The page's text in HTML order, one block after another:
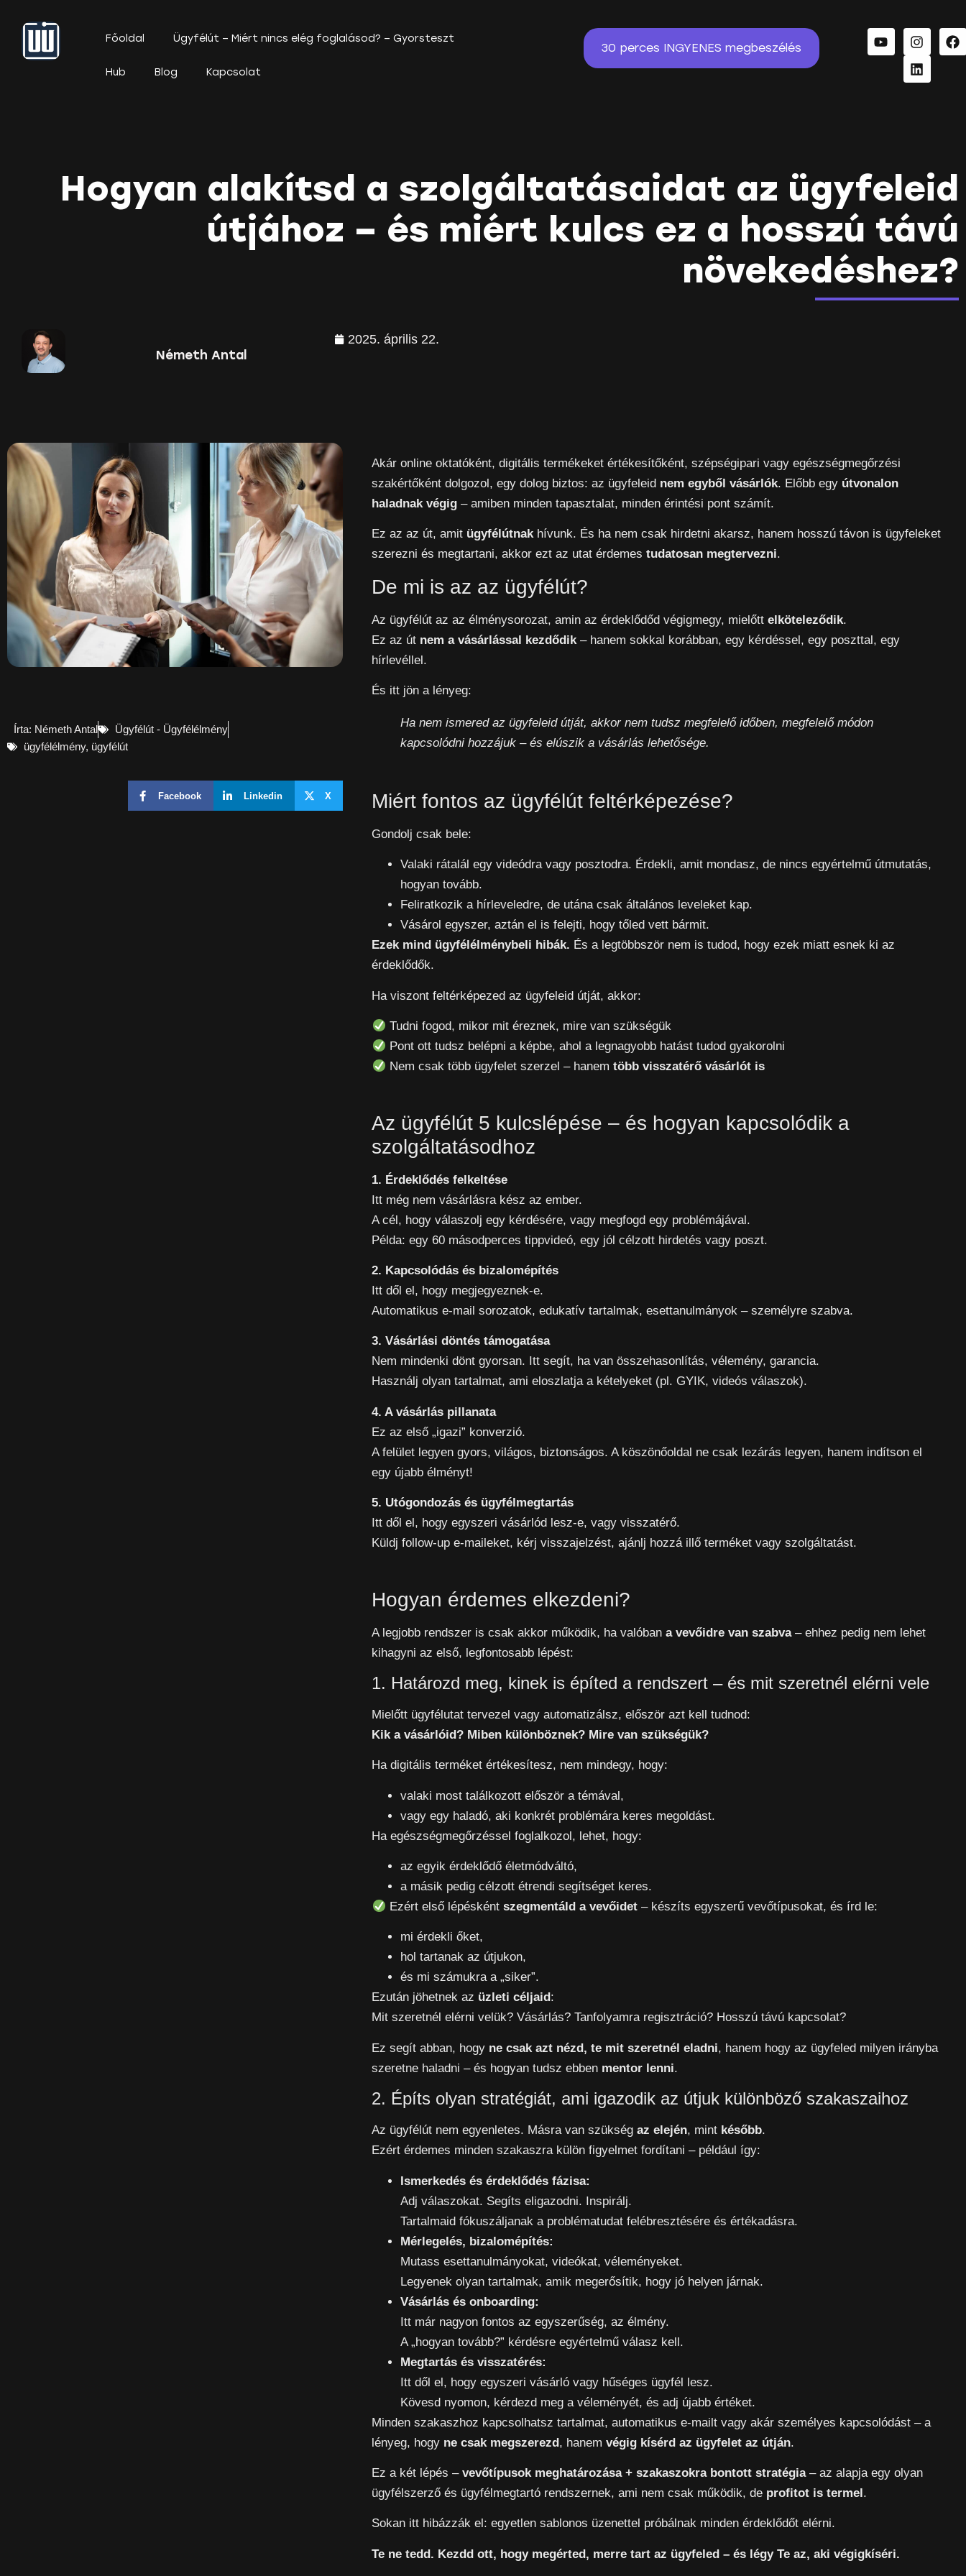
Főoldal Ügyfélút – Miért nincs elég foglalásod? – Gyorsteszt
Hub Blog Kapcsolat
30 perces INGYENES megbeszélés
Hogyan alakítsd a szolgáltatásaidat az ügyfeleid
útjához – és miért kulcs ez a hosszú távú
növekedéshez?
Németh Antal
2025. április 22.
Írta: Németh Antal
Ügyfélút - Ügyfélélmény
ügyfélélmény, ügyfélút
Facebook Linkedin X
Akár online oktatóként, digitális termékeket értékesítőként, szépségipari vagy egészségmegőrzési
szakértőként dolgozol, egy dolog biztos: az ügyfeleid nem egyből vásárlók. Előbb egy útvonalon
haladnak végig – amiben minden tapasztalat, minden érintési pont számít.
Ez az az út, amit ügyfélútnakhívunk. És ha nem csak hirdetni akarsz, hanem hosszú távon is ügyfeleket
szerezni és megtartani, akkor ezt az utat érdemestudatosan megtervezni.
De mi is az az ügyfélút?
Az ügyfélút az az élménysorozat, amin az érdeklődőd végigmegy, mielőttelköteleződik.
Ez az út nem a vásárlással kezdődik – hanem sokkal korábban, egy kérdéssel, egy poszttal, egy
hírlevéllel.
És itt jön a lényeg:
Ha nem ismered az ügyfeleid útját, akkor nem tudsz megfelelő időben, megfelelő módon
kapcsolódni hozzájuk – és elúszik a vásárlás lehetősége.
Miért fontos az ügyfélút feltérképezése?
Gondolj csak bele:
Valaki rátalál egy videódra vagy posztodra. Érdekli, amit mondasz, de nincs egyértelmű útmutatás,
hogyan tovább.
Feliratkozik a hírleveledre, de utána csak általános leveleket kap.
Vásárol egyszer, aztán el is felejti, hogy tőled vett bármit.
Ezek mind ügyfélélménybeli hibák. És a legtöbbször nem is tudod, hogy ezek miatt esnek ki az
érdeklődők.
Ha viszont feltérképezed az ügyfeleid útját, akkor:
Tudni fogod, mikor mit éreznek, mire van szükségük
Pont ott tudsz belépni a képbe, ahol a legnagyobb hatást tudod gyakorolni
Nem csak több ügyfelet szerzel – hanem több visszatérő vásárlót is
Az ügyfélút 5 kulcslépése – és hogyan kapcsolódik a
szolgáltatásodhoz
1. Érdeklődés felkeltése
Itt még nem vásárlásra kész az ember.
A cél, hogy válaszolj egy kérdésére, vagy megfogd egy problémájával.
Példa: egy 60 másodperces tippvideó, egy jól célzott hirdetés vagy poszt.
2. Kapcsolódás és bizalomépítés
Itt dől el, hogy megjegyeznek-e.
Automatikus e-mail sorozatok, edukatív tartalmak, esettanulmányok – személyre szabva.
3. Vásárlási döntés támogatása
Nem mindenki dönt gyorsan. Itt segít, ha van összehasonlítás, vélemény, garancia.
Használj olyan tartalmat, ami eloszlatja a kételyeket (pl. GYIK, videós válaszok).
4. A vásárlás pillanata
Ez az első „igazi” konverzió.
A felület legyen gyors, világos, biztonságos. A köszönőoldal ne csak lezárás legyen, hanem indítson el
egy újabb élményt!
5. Utógondozás és ügyfélmegtartás
Itt dől el, hogy egyszeri vásárlód lesz-e, vagy visszatérő.
Küldj follow-up e-maileket, kérj visszajelzést, ajánlj hozzá illő terméket vagy szolgáltatást.
Hogyan érdemes elkezdeni?
A legjobb rendszer is csak akkor működik, ha valóbana vevőidre van szabva– ehhez pedig nem lehet
kihagyni az első, legfontosabb lépést:
1. Határozd meg, kinek is építed a rendszert – és mit szeretnél elérni vele
Mielőtt ügyfélutat tervezel vagy automatizálsz, először azt kell tudnod:
Kik a vásárlóid? Miben különböznek? Mire van szükségük?
Ha digitális terméket értékesítesz, nem mindegy, hogy:
valaki most találkozott először a témával,
vagy egy haladó, aki konkrét problémára keres megoldást.
Ha egészségmegőrzéssel foglalkozol, lehet, hogy:
az egyik érdeklődő életmódváltó,
a másik pedig célzott étrendi segítséget keres.
Ezért első lépésként szegmentáld a vevőidet– készíts egyszerű vevőtípusokat, és írd le:
mi érdekli őket,
hol tartanak az útjukon,
és mi számukra a „siker”.
Ezután jöhetnek az üzleti céljaid :
Mit szeretnél elérni velük? Vásárlás? Tanfolyamra regisztráció? Hosszú távú kapcsolat?
Ez segít abban, hogy ne csak azt nézd, te mit szeretnél eladni, hanem hogy az ügyfeled milyen irányba
szeretne haladni – és hogyan tudsz ebben mentor lenni.
2. Építs olyan stratégiát, ami igazodik az útjuk különböző szakaszaihoz
Az ügyfélút nem egyenletes. Másra van szükségaz elején, mint később.
Ezért érdemes minden szakaszra külön figyelmet fordítani – például így:
Ismerkedés és érdeklődés fázisa:
Adj válaszokat. Segíts eligazodni. Inspirálj.
Tartalmaid fókuszáljanak a problématudat felébresztésére és értékadásra.
Mérlegelés, bizalomépítés:
Mutass esettanulmányokat, videókat, véleményeket.
Legyenek olyan tartalmak, amik megerősítik, hogy jó helyen járnak.
Vásárlás és onboarding:
Itt már nagyon fontos az egyszerűség, az élmény.
A „hogyan tovább?” kérdésre egyértelmű válasz kell.
Megtartás és visszatérés:
Itt dől el, hogy egyszeri vásárló vagy hűséges ügyfél lesz.
Kövesd nyomon, kérdezd meg a véleményét, és adj újabb értéket.
Minden szakaszhoz kapcsolhatsz tartalmat, automatikus e-mailt vagy akár személyes kapcsolódást – a
lényeg, hogy ne csak megszerezd, hanemvégig kísérd az ügyfelet az útján.
Ez a két lépés –vevőtípusok meghatározása + szakaszokra bontott stratégia– az alapja egy olyan
ügyfélszerző és ügyfélmegtartó rendszernek, ami nem csak működik, de profitot is termel.
Sokan itt hibázzák el: egyetlen sablonos üzenettel próbálnak minden érdeklődőt elérni.
Te ne tedd. Kezdd ott, hogy megérted, merre tart az ügyfeled – és légy Te az, aki végigkíséri.